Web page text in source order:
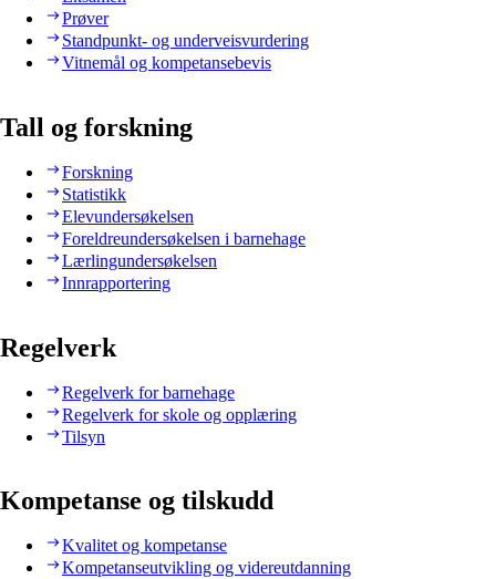
Prøver
Standpunkt- og underveisvurdering
Vitnemål og kompetansebevis
Tall og forskning
Forskning
Statistikk
Elevundersøkelsen
Foreldreundersøkelsen i barnehage
Lærlingundersøkelsen
Innrapportering
Regelverk
Regelverk for barnehage
Regelverk for skole og opplæring
Tilsyn
Kompetanse og tilskudd
Kvalitet og kompetanse
Kompetanseutvikling og videreutdanning